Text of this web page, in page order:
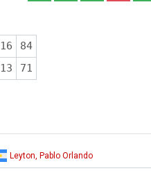
16
84
13 71
Leyton, Pablo Orlando